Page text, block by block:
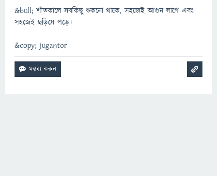
&bull; শীতকালে সবকিছু শুকনো থাকে, সহজেই আগুন লাগে এবং
সহজেই ছড়িয়ে পড়ে।
&copy; jugantor